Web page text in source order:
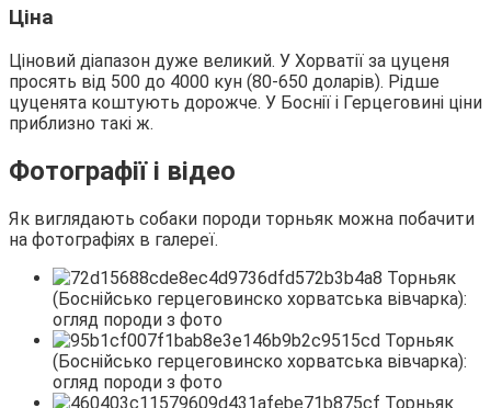
Ціна
Ціновий діапазон дуже великий. У Хорватії за цуценя
просять від 500 до 4000 кун (80-650 доларів). Рідше
цуценята коштують дорожче. У Боснії і Герцеговині ціни
приблизно такі ж.
Фотографії і відео
Як виглядають собаки породи торньяк можна побачити
на фотографіях в галереї.